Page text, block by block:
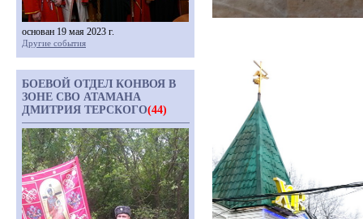
основан 19 мая 2023 г.
Другие события
БОЕВОЙ ОТДЕЛ КОНВОЯ В
ЗОНЕ СВО АТАМАНА
ДМИТРИЯ ТЕРСКОГО(44)